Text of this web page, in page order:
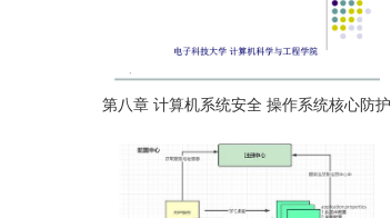
第八章 计算机系统安全 操作系统核心防护